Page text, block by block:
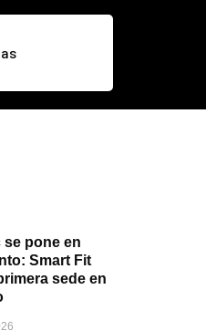
se pone en
Smart Fit
sede en